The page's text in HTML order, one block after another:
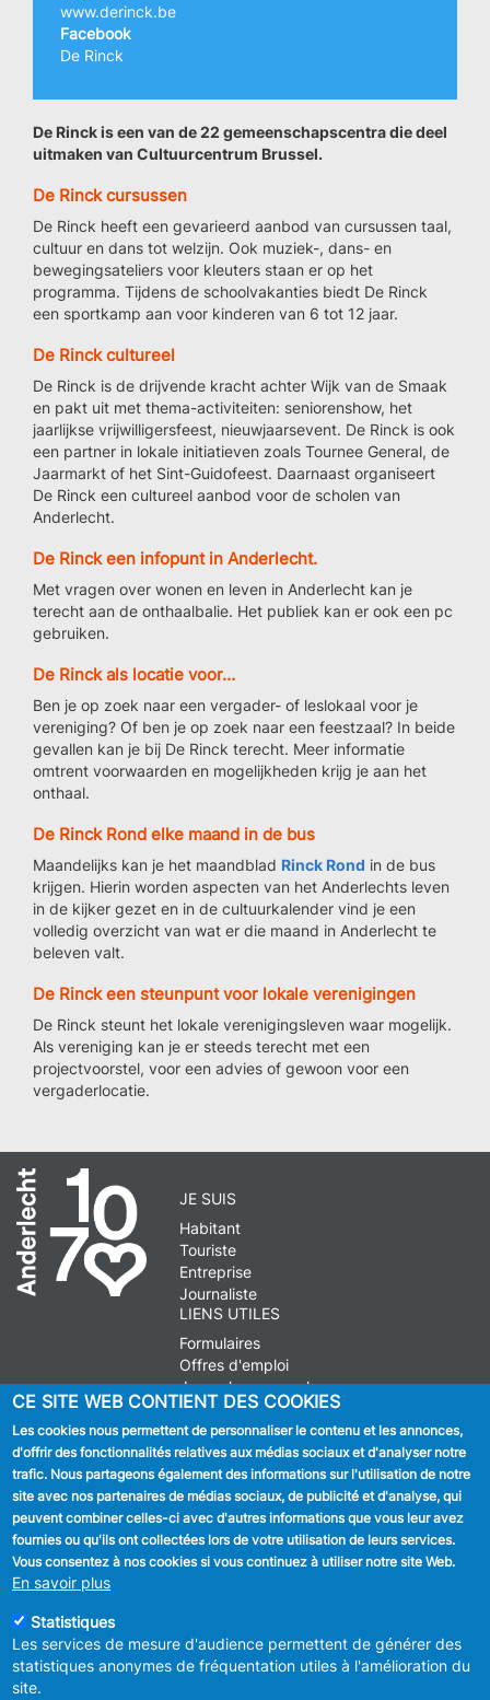
www.derinck.be
Facebook
De Rinck
De Rinck is een van de 22 gemeenschapscentra die deel
uitmaken van Cultuurcentrum Brussel.
De Rinck cursussen
De Rinck heeft een gevarieerd aanbod van cursussen taal,
cultuur en dans tot welzijn. Ook muziek-, dans- en
bewegingsateliers voor kleuters staan er op het
programma. Tijdens de schoolvakanties biedt De Rinck
een sportkamp aan voor kinderen van 6 tot 12 jaar.
De Rinck cultureel
De Rinck is de drijvende kracht achter Wijk van de Smaak
en pakt uit met thema-activiteiten: seniorenshow, het
jaarlijkse vrijwilligersfeest, nieuwjaarsevent. De Rinck is ook
een partner in lokale initiatieven zoals Tournee General, de
Jaarmarkt of het Sint-Guidofeest. Daarnaast organiseert
De Rinck een cultureel aanbod voor de scholen van
Anderlecht.
De Rinck een infopunt in Anderlecht.
Met vragen over wonen en leven in Anderlecht kan je
terecht aan de onthaalbalie. Het publiek kan er ook een pc
gebruiken.
De Rinck als locatie voor…
Ben je op zoek naar een vergader- of leslokaal voor je
vereniging? Of ben je op zoek naar een feestzaal? In beide
gevallen kan je bij De Rinck terecht. Meer informatie
omtrent voorwaarden en mogelijkheden krijg je aan het
onthaal.
De Rinck Rond elke maand in de bus
Maandelijks kan je het maandblad Rinck Rond in de bus
krijgen. Hierin worden aspecten van het Anderlechts leven
in de kijker gezet en in de cultuurkalender vind je een
volledig overzicht van wat er die maand in Anderlecht te
beleven valt.
De Rinck een steunpunt voor lokale verenigingen
De Rinck steunt het lokale verenigingsleven waar mogelijk.
Als vereniging kan je er steeds terecht met een
projectvoorstel, voor een advies of gewoon voor een
vergaderlocatie.
JE SUIS
Habitant
Touriste
Entreprise
Journaliste
LIENS UTILES
Formulaires
Offres d'emploi
Journal communal
Stationnement
SUIVEZ NOUS
Facebook
Linkedin
CE SITE WEB CONTIENT DES COOKIES
Les cookies nous permettent de personnaliser le contenu et les annonces,
d'offrir des fonctionnalités relatives aux médias sociaux et d'analyser notre
trafic. Nous partageons également des informations sur l'utilisation de notre
site avec nos partenaires de médias sociaux, de publicité et d'analyse, qui
peuvent combiner celles-ci avec d'autres informations que vous leur avez
fournies ou qu'ils ont collectées lors de votre utilisation de leurs services.
Vous consentez à nos cookies si vous continuez à utiliser notre site Web.
En savoir plus
Statistiques
Les services de mesure d'audience permettent de générer des
statistiques anonymes de fréquentation utiles à l'amélioration du
site.